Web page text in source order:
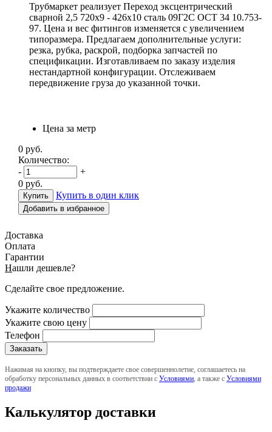
Трубмаркет реализует Переход эксцентрический
сварной 2,5 720х9 - 426х10 сталь 09Г2С ОСТ 34 10.753-
97. Цена и вес фитингов изменяется с увеличением
типоразмера. Предлагаем дополнительные услуги:
резка, рубка, раскрой, подборка запчастей по
спецификации. Изготавливаем по заказу изделия
нестандартной конфигурации. Отслеживаем
передвижение груза до указанной точки.
Цена за метр
0 руб.
Количество:
-
+
0 руб.
Купить в один клик
Добавить в избранное
Доставка
Оплата
Гарантии
Нашли дешевле?
Сделайте свое предложение.
Укажите количество
Укажите свою цену
Телефон
Нажимая на кнопку, вы подтверждаете свое совершеннолетие, соглашаетесь на
обработку персональных данных в соответствии с Условиями , а также с Условиями
продажи
Калькулятор доставки